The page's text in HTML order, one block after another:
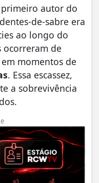
primeiro autor do
de-sabre era
ao longo do
ocorreram de
momentos de
. Essa escassez,
a sobrevivência